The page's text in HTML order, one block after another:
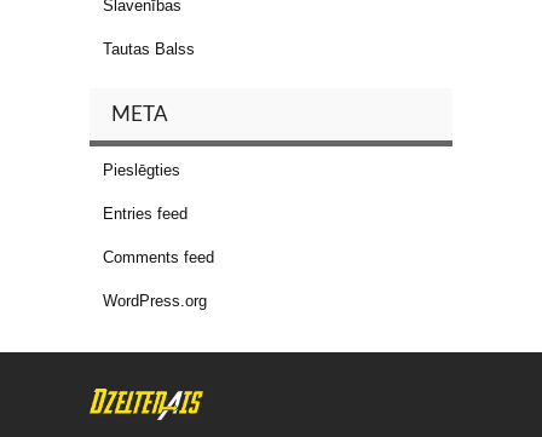
Slavenības
Tautas Balss
META
Pieslēgties
Entries feed
Comments feed
WordPress.org